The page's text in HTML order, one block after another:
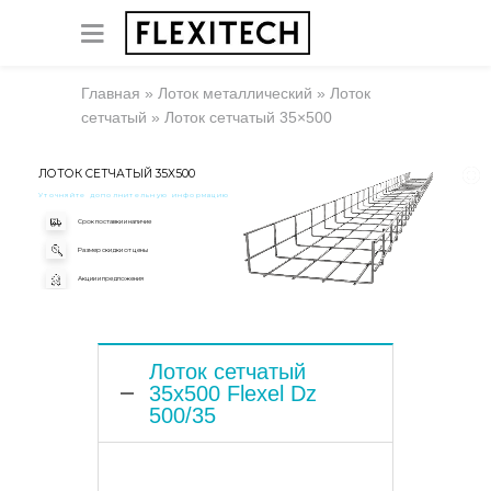
Главная » Лоток металлический » Лоток
сетчатый » Лоток сетчатый 35×500
ЛОТОК СЕТЧАТЫЙ 35X500
Уточняйте дополнительную информацию
Срок поставки и наличие
Размер скидки от цены
Акции и предложения
Лоток сетчатый
35x500 Flexel Dz
500/35